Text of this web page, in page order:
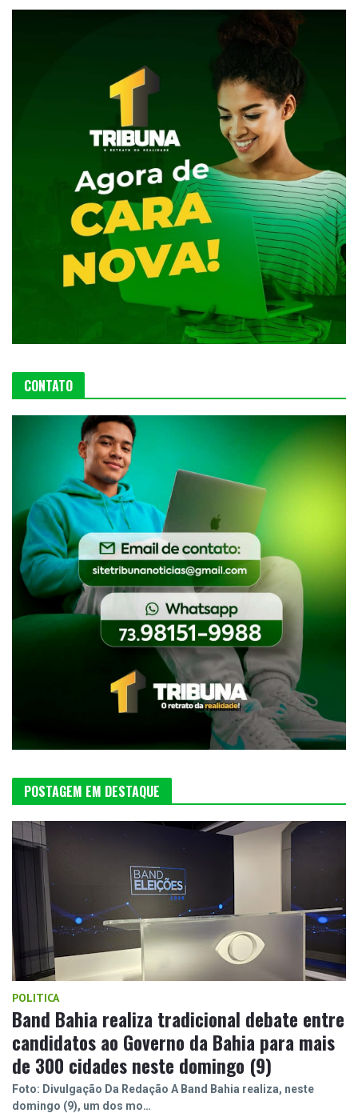
CONTATO
POSTAGEM EM DESTAQUE
POLITICA
Band Bahia realiza tradicional debate entre
candidatos ao Governo da Bahia para mais
de 300 cidades neste domingo (9)
Foto: Divulgação Da Redação A Band Bahia realiza, neste
domingo (9), um dos mo…